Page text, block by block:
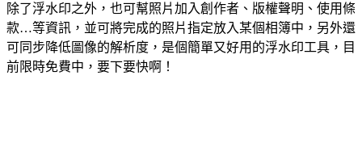
除了浮水印之外，也可幫照片加入創作者、版權聲明、使用條
款…等資訊，並可將完成的照片指定放入某個相簿中，另外還
可同步降低圖像的解析度，是個簡單又好用的浮水印工具，目
前限時免費中，要下要快啊！